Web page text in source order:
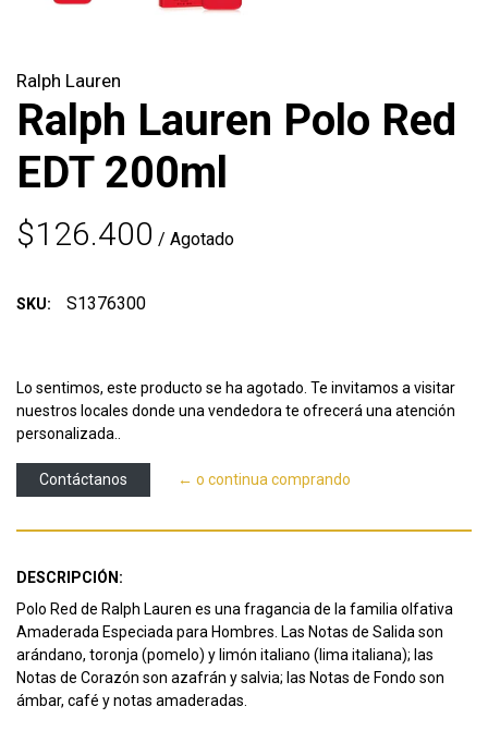
Ralph Lauren
Ralph Lauren Polo Red
EDT 200ml
$126.400 / Agotado
SKU: S1376300
Lo sentimos, este producto se ha agotado. Te invitamos a visitar
nuestros locales donde una vendedora te ofrecerá una atención
personalizada..
Contáctanos ← o continua comprando
DESCRIPCIÓN:
Polo Red de Ralph Lauren es una fragancia de la familia olfativa
Amaderada Especiada para Hombres. Las Notas de Salida son
arándano, toronja (pomelo) y limón italiano (lima italiana); las
Notas de Corazón son azafrán y salvia; las Notas de Fondo son
ámbar, café y notas amaderadas.